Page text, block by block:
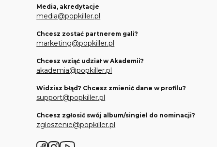
Media, akredytacje
media@popkiller.pl
Chcesz zostać partnerem gali?
marketing@popkiller.pl
Chcesz wziąć udział w Akademii?
akademia@popkiller.pl
Widzisz błąd? Chcesz zmienić dane w profilu?
support@popkiller.pl
Chcesz zgłosić swój album/singiel do nominacji?
zgloszenie@popkiller.pl